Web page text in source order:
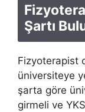
Şartı
Fizyoterapist
üniversiteye
şarta göre
girmeli ve